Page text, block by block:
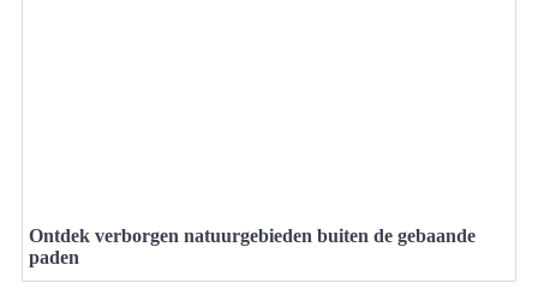
Ontdek verborgen natuurgebieden buiten de gebaande
paden